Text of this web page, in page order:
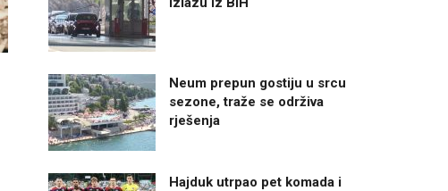
Neum prepun gostiju u srcu
sezone, traže se održiva
rješenja
Hajduk utrpao pet komada i